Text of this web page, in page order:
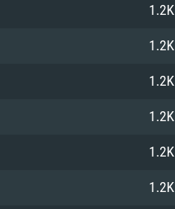
Resolução
(Intel Xeon
(Mac),
Metal.
drivers mais
/ equivalentes
Resolução mínima
1.2K
1.2K
1.2K
1.2K
1.2K
1.2K